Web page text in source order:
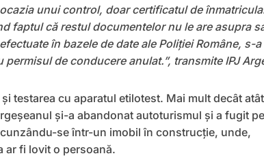
unui control, doar certificatul de
faptul că restul documentelor nu le are asupra
în bazele de date ale Poliției Române, s-a
de conducere anulat.”, transmite IPJ
testarea cu aparatul etilotest. Mai mult decât
și-a abandonat autoturismul și a fugit
se într-un imobil în construcție, unde,
ar fi lovit o persoană.